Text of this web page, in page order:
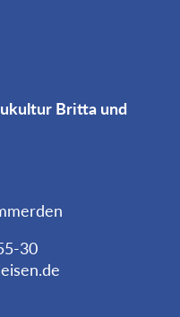
Britta und
30